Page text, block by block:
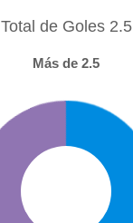
Total de Goles 2.5
Más de 2.5